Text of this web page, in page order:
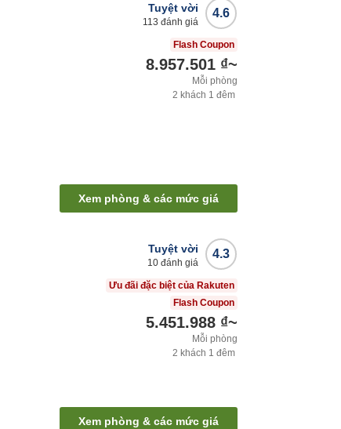
4.6
Tuyệt vời
113 đánh giá
Flash Coupon
8.957.501 ₫~
Mỗi phòng
2 khách 1 đêm
Xem phòng & các mức giá
4.3
Tuyệt vời
10 đánh giá
Ưu đãi đặc biệt của Rakuten
Flash Coupon
5.451.988 ₫~
Mỗi phòng
2 khách 1 đêm
Xem phòng & các mức giá